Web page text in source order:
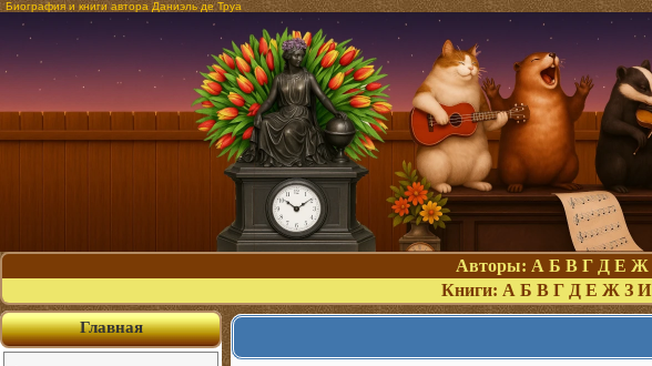
Биография и книги автора Даниэль де Труа
Авторы: А Б В Г Д Е Ж
Книги: А Б В Г Д Е Ж З И
Главная